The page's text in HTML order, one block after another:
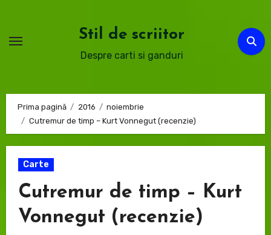
conținut
Stil de scriitor
Despre carti si ganduri
Prima pagină 2016
noiembrie
Cutremur de timp – Kurt Vonnegut (recenzie)
Carte
Cutremur de timp – Kurt
Vonnegut (recenzie)